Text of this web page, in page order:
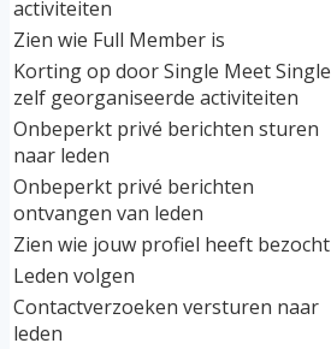
activiteiten
Zien wie Full Member is
Korting op door Single Meet Single
zelf georganiseerde activiteiten
Onbeperkt privé berichten sturen
naar leden
Onbeperkt privé berichten
ontvangen van leden
Zien wie jouw profiel heeft bezocht
Leden volgen
Contactverzoeken versturen naar
leden